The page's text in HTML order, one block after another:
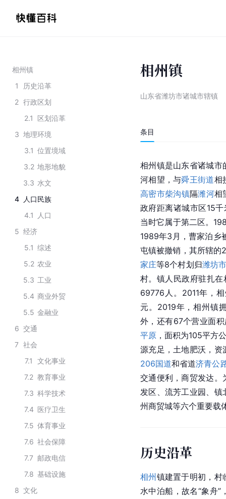
相州镇
1
历史沿革
2 行政区划
2.1
区划沿革
3 地理环境
3.1 位置境域
3.2 地形地貌
3.3 水文
4
人口民族
4.1
人口
5 经济
5.1 综述
5.2 农业
5.3 工业
5.4 商业外贸
5.5 金融业
6 交通
7 社会
7.1
文化事业
7.2 教育事业
7.3 科学技术
7.4 医疗卫生
7.5 体育事业
7.6 社会保障
7.7 邮政电信
7.8 基础设施
8 文化
相州镇
山东省潍坊市诸城市辖镇
条目
相州镇是山东省诸城市
河相望，与舜王街道相
高密市柴沟镇隔潍河相
政府距离诸城市区15
当时它属于第二区。
1989年3月，曹家泊乡
屯镇被撤销，其所辖的
家庄等8个村划归潍坊
村。镇人民政府驻扎
69776人。2011年，
元。2019年，相州镇
外，还有67个营业面
平原 ，面积为105平方
源充足，土地肥沃，资
206国道和省道济青公
交通便利，商贸发达。
发区、流芳工业园、
州商贸城等六个重要载
历史沿革
相州镇建置于明初，村
水中泊船，故名“象舟”